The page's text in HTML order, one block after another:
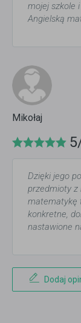
mojej szkole
Angielską
Mikołaj
Dzięki jego
przedmioty z
matematykę
konkretne,
nastawione
Dodaj